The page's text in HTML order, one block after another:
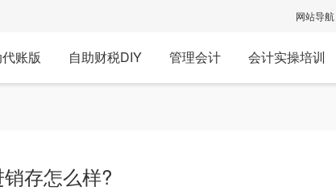
网站导航
账版 自助财税DIY 管理会计 会计实操培训
存怎么样?